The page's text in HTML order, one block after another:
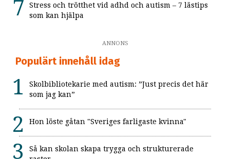
Stress och trötthet vid adhd och autism – 7 lästips
som kan hjälpa
ANNONS
Populärt innehåll idag
Skolbibliotekarie med autism: ”Just precis det här
som jag kan”
Hon löste gåtan "Sveriges farligaste kvinna"
Så kan skolan skapa trygga och strukturerade